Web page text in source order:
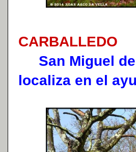
CARBALLEDO
San Miguel de
localiza en el